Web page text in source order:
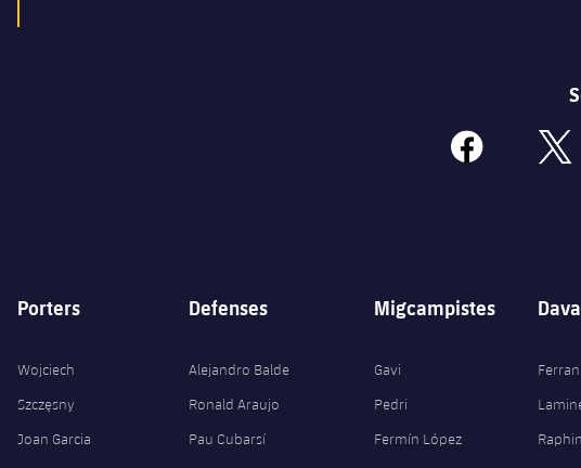
facebook x
Porters
Wojciech
Szczęsny
Joan Garcia
Defenses
Alejandro Balde
Ronald Araujo
Pau Cubarsí
Migcampistes
Gavi
Pedri
Fermín López